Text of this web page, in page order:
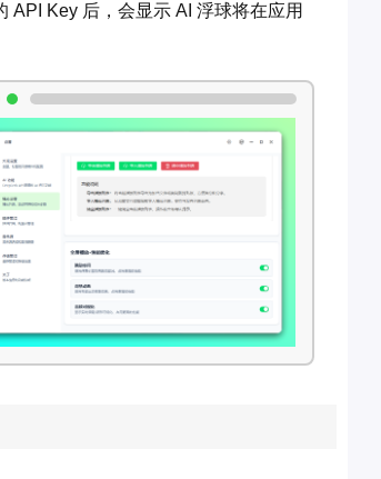
API Key 后，会显示 AI 浮球将在应用